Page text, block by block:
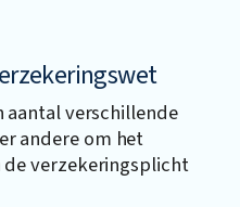
verschillende
andere om het
de verzekeringsplicht